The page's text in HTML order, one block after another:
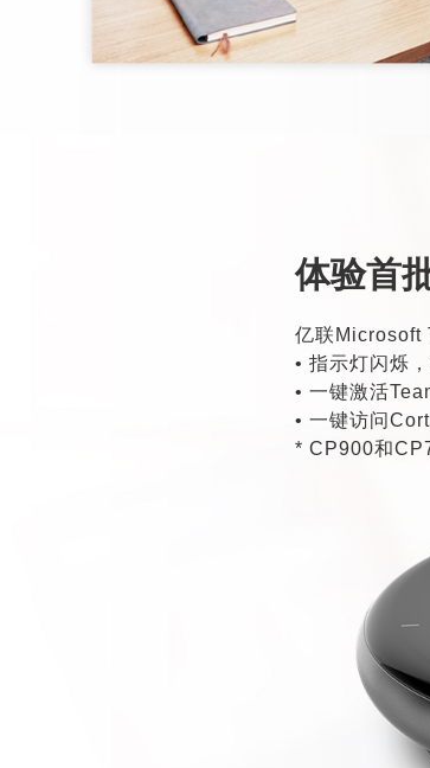
体验首
亿联Microsoft
• 指示灯闪烁
• 一键激活
• 一键访问
* CP900和